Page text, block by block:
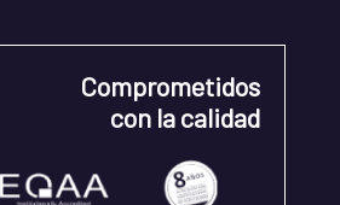
Comprometidos
con la calidad